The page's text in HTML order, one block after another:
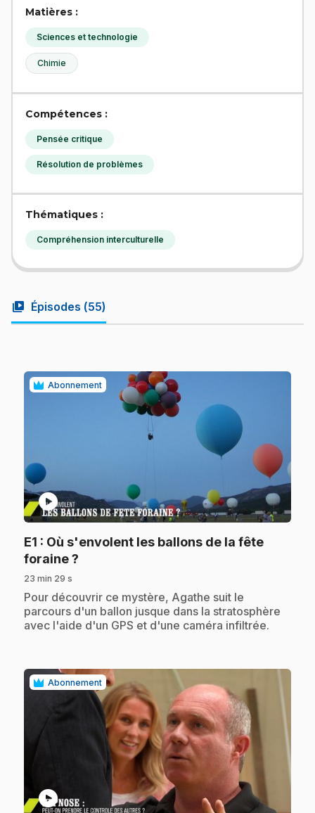
Matières :
Sciences et technologie
Chimie
Compétences :
Pensée critique
Résolution de problèmes
Thématiques :
Compréhension interculturelle
video_library Épisodes (55)
Abonnement
play_circle
E1 : Où s'envolent les ballons de la fête
foraine ?
23 min 29 s
.Pour découvrir ce mystère, Agathe suit le
parcours d'un ballon jusque dans la stratosphère
avec l'aide d'un GPS et d'une caméra infiltrée.
Abonnement
play_circle